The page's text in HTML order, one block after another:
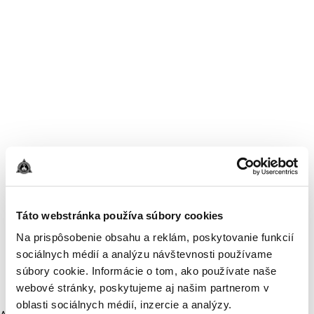
Táto webstránka používa súbory cookies
Na prispôsobenie obsahu a reklám, poskytovanie funkcií
sociálnych médií a analýzu návštevnosti používame
súbory cookie. Informácie o tom, ako používate naše
webové stránky, poskytujeme aj našim partnerom v
oblasti sociálnych médií, inzercie a analýzy.